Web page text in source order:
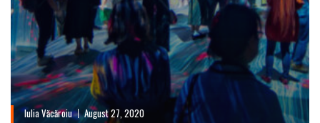
Iulia Văcăroiu August 27, 2020